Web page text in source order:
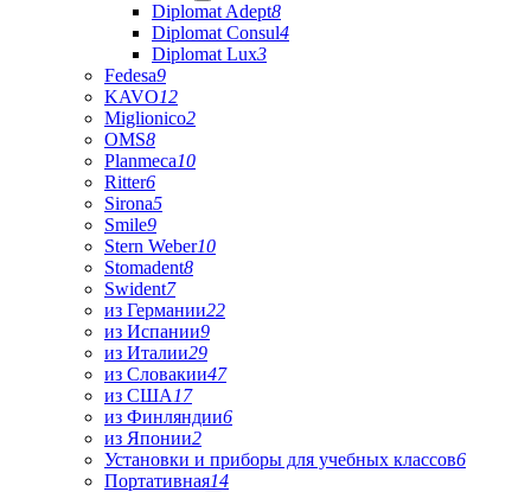
Diplomat Adept8
Diplomat Consul4
Diplomat Lux3
Fedesa9
KAVO12
Miglionico2
OMS8
Planmeca10
Ritter6
Sirona5
Smile9
Stern Weber10
Stomadent8
Swident7
из Германии22
из Испании9
из Италии29
из Словакии47
из США 17
из Финляндии6
из Японии2
Установки и приборы для учебных классов6
Портативная14